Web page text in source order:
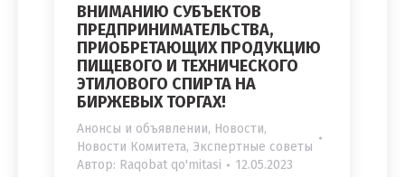
ВНИМАНИЮ СУБЪЕКТОВ
ПРЕДПРИНИМАТЕЛЬСТВА,
ПРИОБРЕТАЮЩИХ ПРОДУКЦИЮ
ПИЩЕВОГО И ТЕХНИЧЕСКОГО
ЭТИЛОВОГО СПИРТА НА
БИРЖЕВЫХ ТОРГАХ!
Анонсы и объявлении, Новости,
Новости Комитета, Экспертные советы
Автор: Raqobat qo'mitasi 12.05.2023